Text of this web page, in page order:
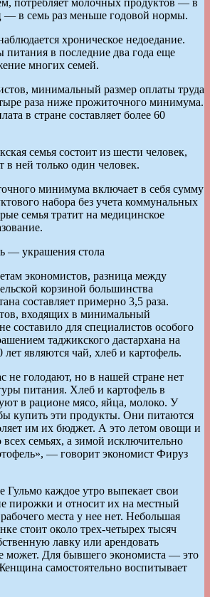
— в семь раз меньше годовой нормы.
хроническое недоедание.
питания в последние два года еще
многих семей.
минимальный размер оплаты труда
раза ниже прожиточного минимума.
в стране составляет более 60
семья состоит из шести человек,
в ней только один человек.
минимума включает в себя сумму
набора без учета коммунальных
семья тратит на медицинское
— украшения стола
экономистов, разница между
корзиной большинства
составляет примерно 3,5 раза.
входящих в минимальный
составило для специалистов особого
таджикского дастархана на
являются чай, хлеб и картофель.
не голодают, но в нашей стране нет
питания. Хлеб и картофель в
в рационе мясо, яйца, молоко. У
купить эти продукты. Они питаются
им их бюджет. А это летом овощи и
семьях, а зимой исключительно
— говорит экономист Фируз
каждое утро выпекает свои
пирожки и относит их на местный
места у нее нет. Небольшая
стоит около трех-четырех тысяч
лавку или арендовать
может. Для бывшего экономиста — это
самостоятельно воспитывает